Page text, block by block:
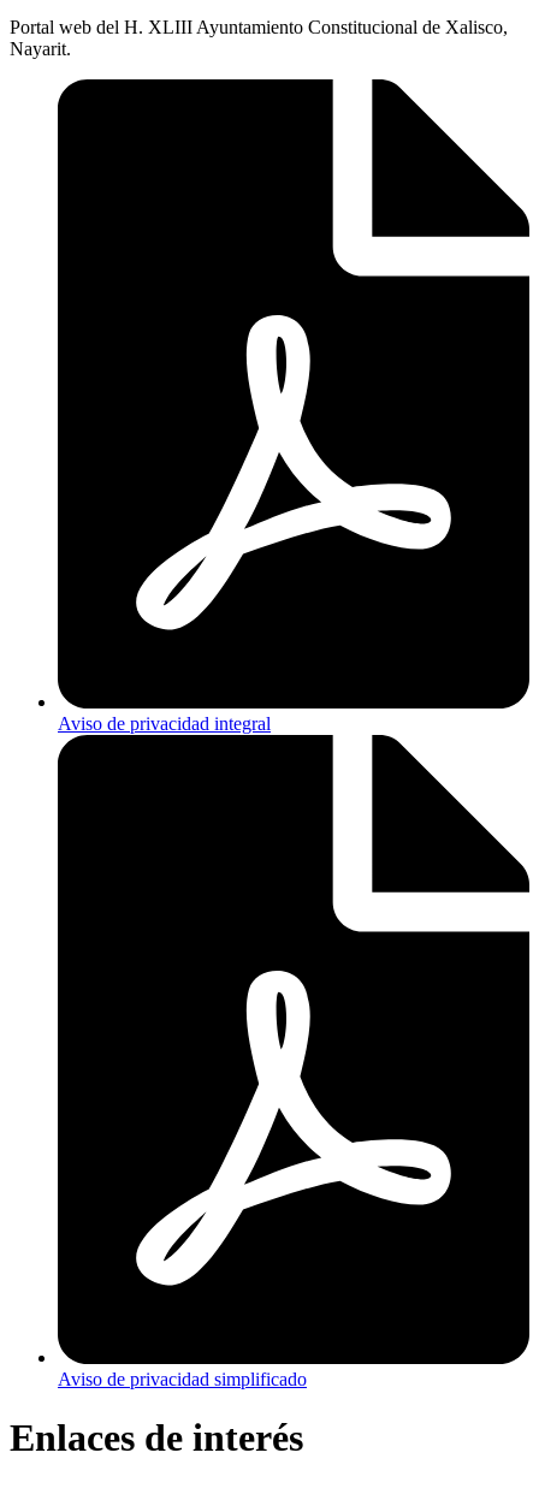
Portal web del H. XLIII Ayuntamiento Constitucional de Xalisco,
Nayarit.
Aviso de privacidad integral
Aviso de privacidad simplificado
Enlaces de interés